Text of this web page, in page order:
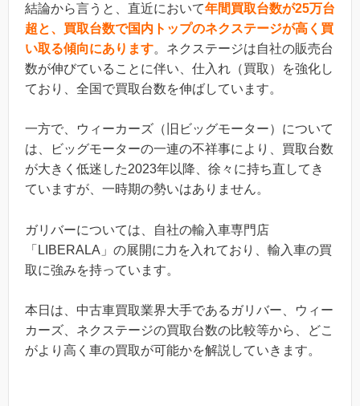
結論から言うと、直近において年間買取台数が25万台
超と、買取台数で国内トップのネクステージが高く買
い取る傾向にあります。ネクステージは自社の販売台
数が伸びていることに伴い、仕入れ（買取）を強化し
ており、全国で買取台数を伸ばしています。
一方で、ウィーカーズ（旧ビッグモーター）について
は、ビッグモーターの一連の不祥事により、買取台数
が大きく低迷した2023年以降、徐々に持ち直してき
ていますが、一時期の勢いはありません。
ガリバーについては、自社の輸入車専門店
「LIBERALA」の展開に力を入れており、輸入車の買
取に強みを持っています。
本日は、中古車買取業界大手であるガリバー、ウィー
カーズ、ネクステージの買取台数の比較等から、どこ
がより高く車の買取が可能かを解説していきます。